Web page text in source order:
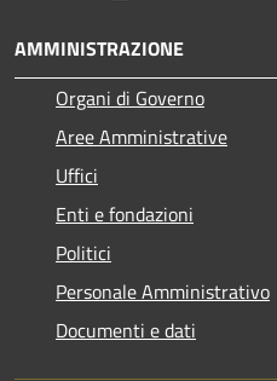
AMMINISTRAZIONE
Organi di Governo
Aree Amministrative
Uffici
Enti e fondazioni
Politici
Personale Amministrativo
Documenti e dati